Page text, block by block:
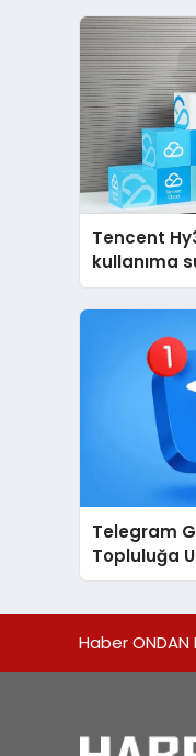
Tencent
kullanıma
Telegram
Topluluğa
Aradığınız
Haber